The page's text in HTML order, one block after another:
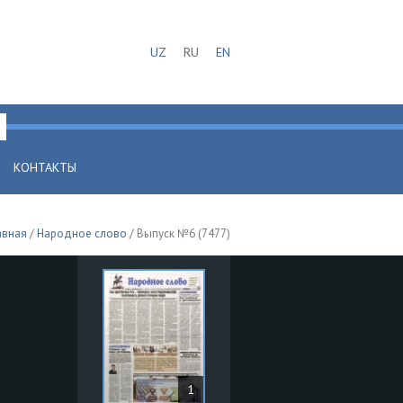
UZ RU EN
КОНТАКТЫ
/Народное слово / Выпуск №6 (7477)
1